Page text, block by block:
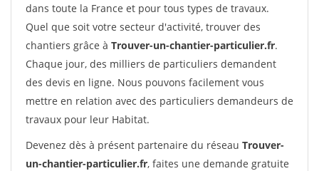
dans toute la France et pour tous types de travaux.
Quel que soit votre secteur d'activité, trouver des
chantiers grâce à Trouver-un-chantier-particulier.fr.
Chaque jour, des milliers de particuliers demandent
des devis en ligne. Nous pouvons facilement vous
mettre en relation avec des particuliers demandeurs de
travaux pour leur Habitat.
Devenez dès à présent partenaire du réseau Trouver-
un-chantier-particulier.fr, faites une demande gratuite